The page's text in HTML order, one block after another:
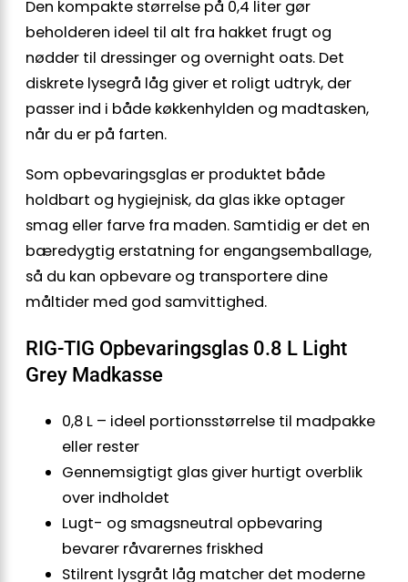
Den kompakte størrelse på 0,4 liter gør
beholderen ideel til alt fra hakket frugt og
nødder til dressinger og overnight oats. Det
diskrete lysegrå låg giver et roligt udtryk, der
passer ind i både køkkenhylden og madtasken,
når du er på farten.
Som opbevaringsglas er produktet både
holdbart og hygiejnisk, da glas ikke optager
smag eller farve fra maden. Samtidig er det en
bæredygtig erstatning for engangsemballage,
så du kan opbevare og transportere dine
måltider med god samvittighed.
RIG-TIG Opbevaringsglas 0.8 L Light
Grey Madkasse
0,8 L – ideel portionsstørrelse til madpakke
eller rester
Gennemsigtigt glas giver hurtigt overblik
over indholdet
Lugt- og smagsneutral opbevaring
bevarer råvarernes friskhed
Stilrent lysgråt låg matcher det moderne